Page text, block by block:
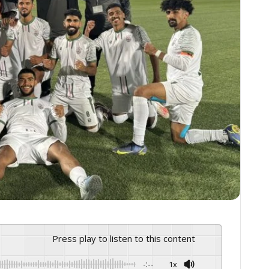
Press play to listen to this content
-:-- 1x